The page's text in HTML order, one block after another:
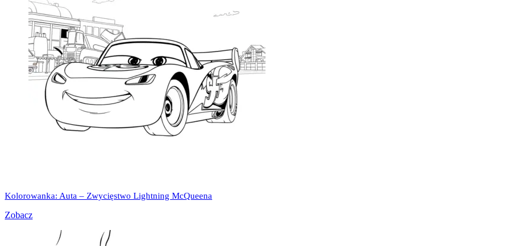
Kolorowanka: Auta – Zwycięstwo Lightning McQueena
Zobacz